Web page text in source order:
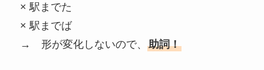
× 駅までた
× 駅までば
→ 形が変化しないので、 助詞！